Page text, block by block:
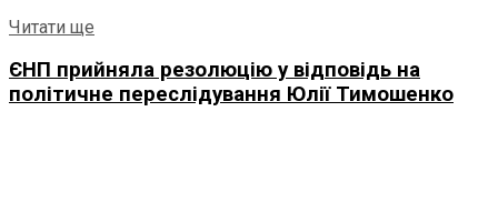
Читати ще
ЄНП прийняла резолюцію у відповідь на
політичне переслідування Юлії Тимошенко